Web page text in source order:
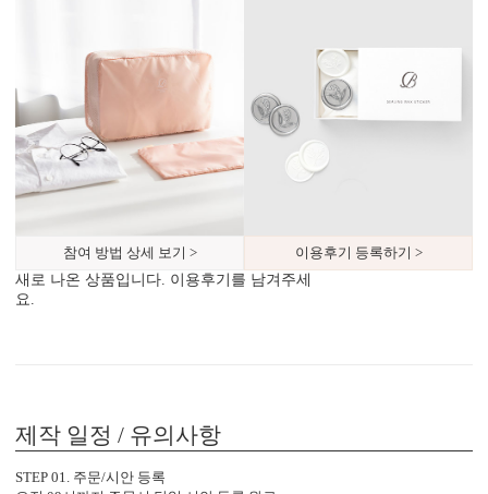
신랑신부 이름, 예식일을 인쇄할
수 있습니다.
수신인 주소, 연락처 등을 기재할
수 있습니다.
OANNA1089의 제작 공정
참여 방법 상세 보기 >
이용후기 등록하기 >
새로 나온 상품입니다. 이용후기를 남겨주세
요.
제작 일정 / 유의사항
STEP 01. 주문/시안 등록